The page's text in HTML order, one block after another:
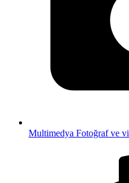
Multimedya Fotoğraf ve